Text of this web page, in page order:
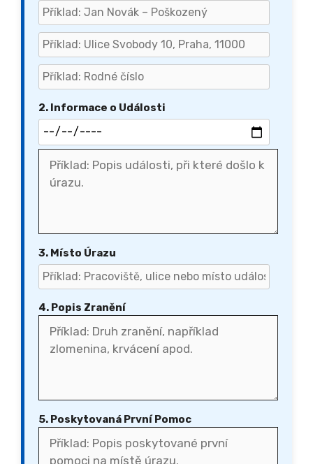
2. Informace o Události
3. Místo Úrazu
4. Popis Zranění
5. Poskytovaná První Pomoc